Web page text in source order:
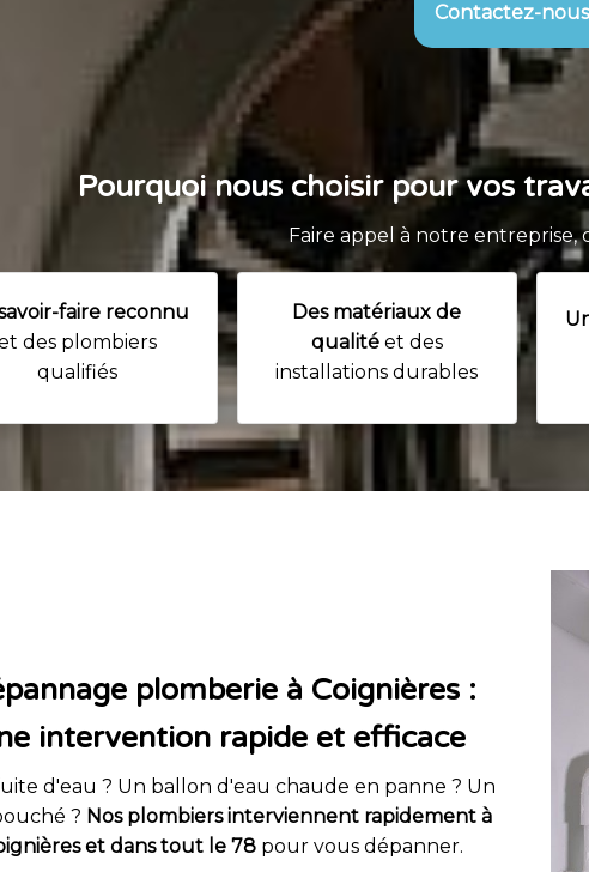
Contactez-nous
Pourquoi nous choisir pour vos
Faire appel à notre entreprise,
faire reconnu
des plombiers
qualifiés
Des matériaux de
qualitéet des
installations durables
plomberie à Coignières :
intervention rapide et efficace
d'eau ? Un ballon d'eau chaude en panne ? Un
? Nos plombiers interviennent rapidement à
et dans tout le 78pour vous dépanner.